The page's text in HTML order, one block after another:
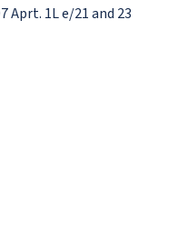
Aprt. 1L e/21 and 23